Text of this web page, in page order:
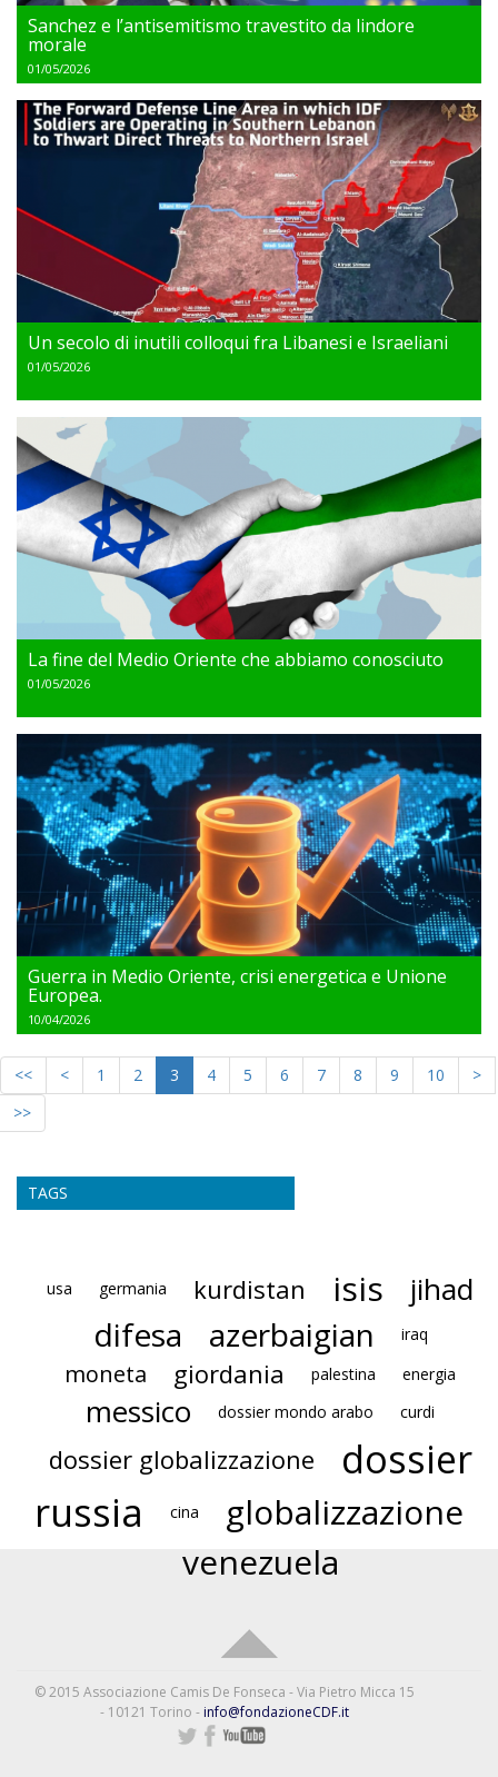
Sanchez e l’antisemitismo travestito da lindore
morale
01/05/2026
Un secolo di inutili colloqui fra Libanesi e Israeliani
01/05/2026
La fine del Medio Oriente che abbiamo conosciuto
01/05/2026
Guerra in Medio Oriente, crisi energetica e Unione
Europea.
10/04/2026
<< < 1 2 3 4 5 6 7 8 9 10
>
>>
TAGS
usa germania kurdistan isis jihad
difesa azerbaigian iraq
moneta giordania palestina energia
messico dossier mondo arabo curdi
dossier globalizzazione
dossier
russia
cina
globalizzazione
venezuela
© 2015 Associazione Camis De Fonseca - Via Pietro Micca 15
- 10121 Torino - info@fondazioneCDF.it